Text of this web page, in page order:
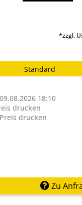
*zzgl.
Standard
18:10
drucken
drucken
Zu